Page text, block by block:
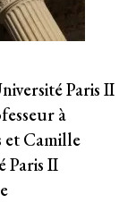
Paris II
à
et Camille
Paris II